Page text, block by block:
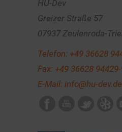
HU-Dev
Greizer Straße 57
07937 Zeulenroda-
Telefon: +49 36628
Fax: +49 36628
E-Mail: info@hu-dev.de